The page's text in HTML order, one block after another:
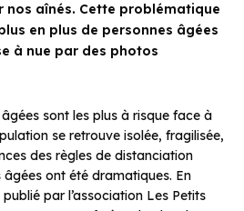
nos aînés. Cette problématique
en plus de personnes âgées
à nue par des photos
sont les plus à risque face à
se retrouve isolée, fragilisée,
des règles de distanciation
âgées ont été dramatiques. En
par l’association Les Petits